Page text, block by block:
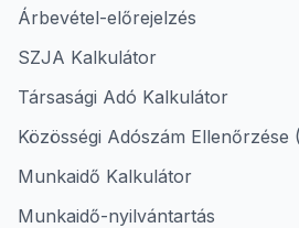
Árbevétel-előrejelzés
SZJA Kalkulátor
Társasági Adó Kalkulátor
Közösségi Adószám Ellenőrzése
Munkaidő Kalkulátor
Munkaidő-nyilvántartás